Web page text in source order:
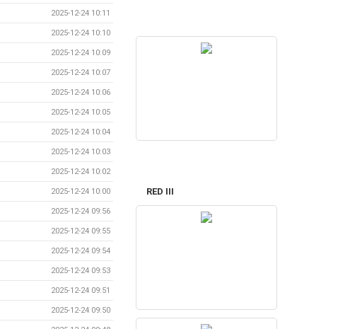
2025-12-24 10:11
2025-12-24 10:10
2025-12-24 10:09
2025-12-24 10:07
2025-12-24 10:06
2025-12-24 10:05
2025-12-24 10:04
2025-12-24 10:03
2025-12-24 10:02
2025-12-24 10:00
2025-12-24 09:56
2025-12-24 09:55
2025-12-24 09:54
2025-12-24 09:53
2025-12-24 09:51
2025-12-24 09:50
RED III